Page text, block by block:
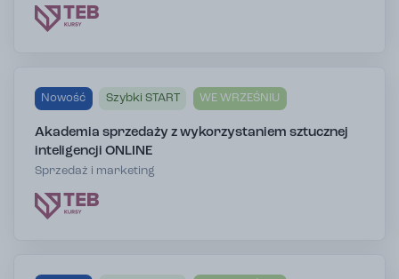
Nowość Szybki START WE WRZEŚNIU
Akademia sprzedaży z wykorzystaniem sztucznej
inteligencji ONLINE
Sprzedaż i marketing